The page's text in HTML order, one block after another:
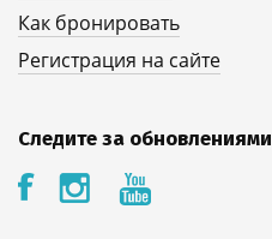
Как бронировать
Регистрация на сайте
Следите за обновлениями